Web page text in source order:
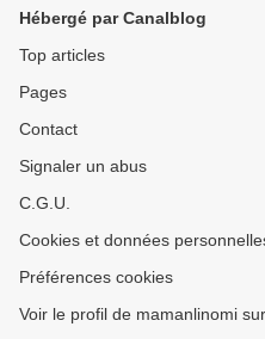
Hébergé par Canalblog
Top articles
Pages
Contact
Signaler un abus
C.G.U.
Cookies et données
Préférences cookies
Voir le profil de mamanlinomi